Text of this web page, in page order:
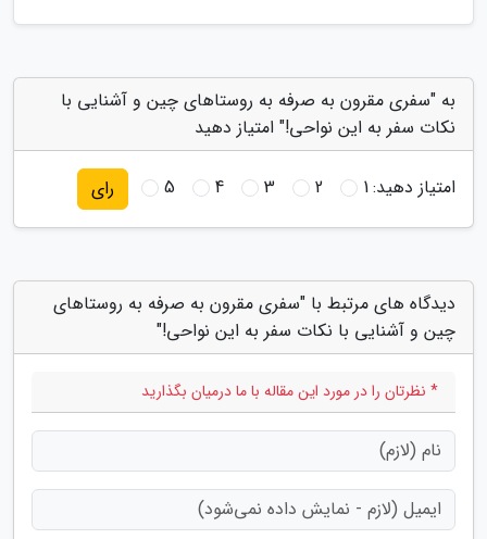
به "سفری مقرون به صرفه به روستاهای چین و آشنایی با
نکات سفر به این نواحی!" امتیاز دهید
امتیاز دهید:1
2
3
4
5 رای
دیدگاه های مرتبط با "سفری مقرون به صرفه به روستاهای
چین و آشنایی با نکات سفر به این نواحی!"
* نظرتان را در مورد این مقاله با ما درمیان بگذارید